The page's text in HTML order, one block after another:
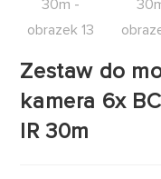
Zestaw do
kamera 6x
IR 30m